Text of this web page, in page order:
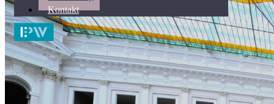
Kontakt